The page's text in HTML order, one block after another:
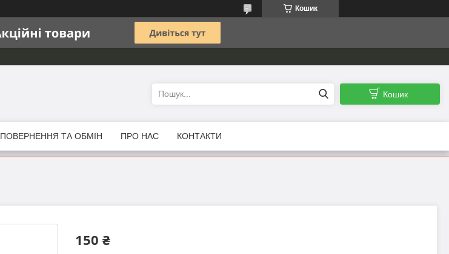
Кошик
Кошик
ПОВЕРНЕННЯ ТА ОБМІН ПРО НАС КОНТАКТИ
150 ₴